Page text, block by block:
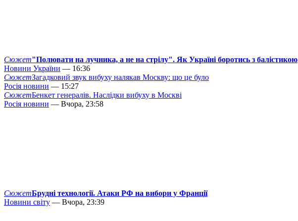
Сюжет"Полювати на лучника, а не на стрілу". Як Україні боротись з балістикою
Новини України — 16:36
СюжетЗагадковий звук вибуху налякав Москву: що це було
Росія новини — 15:27
СюжетБенкет генералів. Наслідки вибуху в Москві
Росія новини — Вчора, 23:58
СюжетБрудні технології. Атаки РФ на вибори у Франції
Новини світу — Вчора, 23:39